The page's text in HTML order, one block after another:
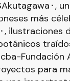
más
ilustraciones
Fundación
para